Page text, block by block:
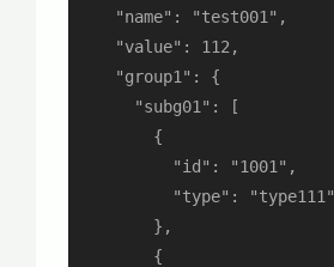
    "name": "test001",
    "value": 112,
    "group1": {
      "subg01": [
        {
          "id": "1001",
          "type": "type111"
        },
        {